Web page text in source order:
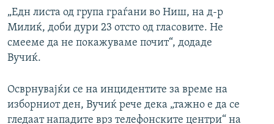
„Едн листа од група граѓани во Ниш, на д-р
Милиќ, доби дури 23 отсто од гласовите. Не
смееме да не покажуваме почит“, додаде
Вучиќ.
Осврнувајќи се на инцидентите за време на
изборниот ден, Вучиќ рече дека „тажно е да се
гледаат нападите врз телефонските центри“ на